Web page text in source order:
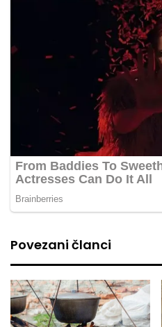
Povezani članci